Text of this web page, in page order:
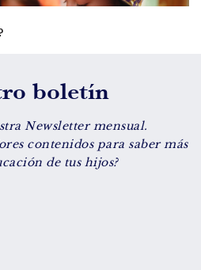
boletín
Newsletter mensual.
contenidos para saber más
de tus hijos?